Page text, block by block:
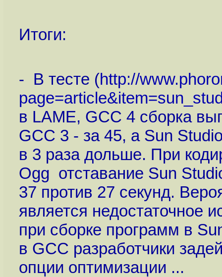
Итоги:
- В тесте (http://
в LAME, GCC 4 сборка
GCC 3 - за 45, а Sun
в 3 раза дольше. При
Ogg отставание Sun
37 против 27 секунд.
является недостаточное
при сборке программ в
в GCC разработчики
опции оптимизации ...